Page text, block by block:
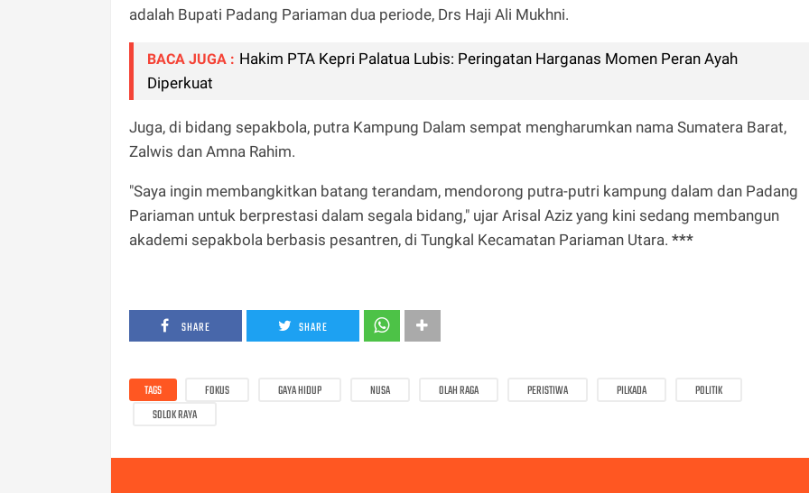
adalah Bupati Padang Pariaman dua periode, Drs Haji Ali Mukhni.
BACA JUGA : Hakim PTA Kepri Palatua Lubis: Peringatan Harganas Momen Peran Ayah
Diperkuat
Juga, di bidang sepakbola, putra Kampung Dalam sempat mengharumkan nama Sumatera Barat,
Zalwis dan Amna Rahim.
"Saya ingin membangkitkan batang terandam, mendorong putra-putri kampung dalam dan Padang
Pariaman untuk berprestasi dalam segala bidang," ujar Arisal Aziz yang kini sedang membangun
akademi sepakbola berbasis pesantren, di Tungkal Kecamatan Pariaman Utara. ***
SHARE SHARE
TAGS FOKUS GAYA HIDUP NUSA OLAH RAGA PERISTIWA PILKADA
POLITIK
SOLOK RAYA